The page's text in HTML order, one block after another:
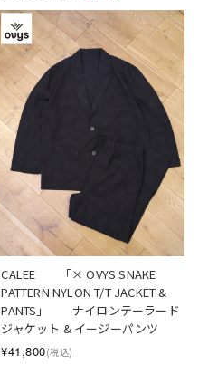
CALEE　　「× OVYS SNAKE
PATTERN NYLON T/T JACKET &
PANTS」　　ナイロンテーラード
ジャケット & イージーパンツ
¥41,800(税込)